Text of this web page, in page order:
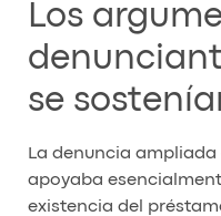
Los
se
La denuncia
apoyaba
existencia del